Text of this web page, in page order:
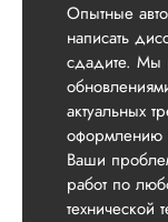
Опытные
написать
сдадите. Мы
актуальных
оформлению
Ваши
работ по
технической